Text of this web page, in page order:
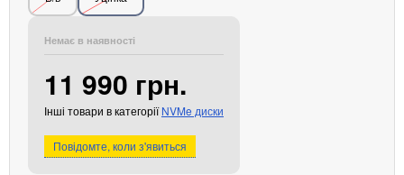
Маршрутизатори та комутатори
Wi-Fi і Bluetooth адаптери
Кабелі та роз'єми
Аксесуари
Хаби і кардридери
Фильтри та стабілізатори
Немає в наявності
11 990 грн.
Інші товари в категоріїNVMe диски
Повідомте, коли з'явиться